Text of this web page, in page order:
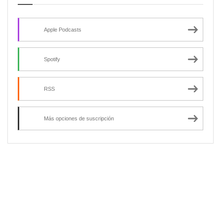
Apple Podcasts
Spotify
RSS
Más opciones de suscripción